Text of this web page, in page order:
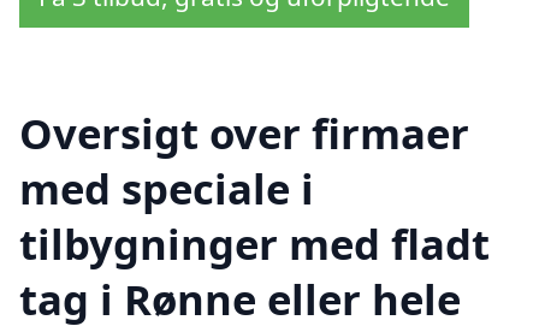
Oversigt over firmaer
med speciale i
tilbygninger med fladt
tag i Rønne eller hele